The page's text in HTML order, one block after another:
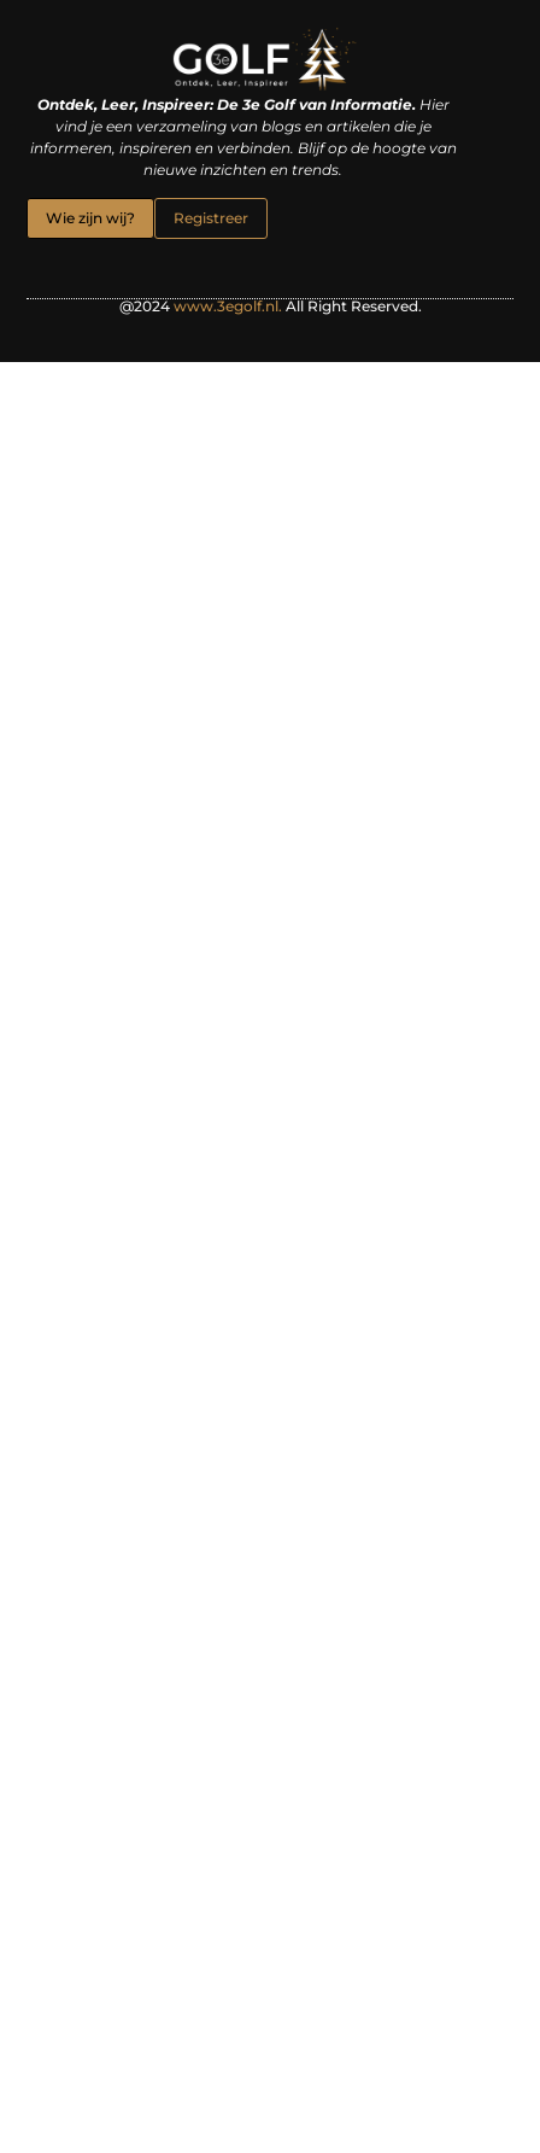
Ontdek, Leer, Inspireer: De 3e Golf van Informatie.Hier
vind je een verzameling van blogs en artikelen die je
informeren, inspireren en verbinden. Blijf op de hoogte van
nieuwe inzichten en trends.
Wie zijn wij? Registreer
@2024www.3egolf.nl.All Right Reserved.